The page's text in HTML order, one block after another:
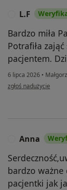
L.F
Bardzo miła
Potrafiła
pacjentem.
6 lipca 2026 •
w opinii użytkownika L.F
zgłoś nadużycie
Anna
bardzo ważne
pacjentki jak